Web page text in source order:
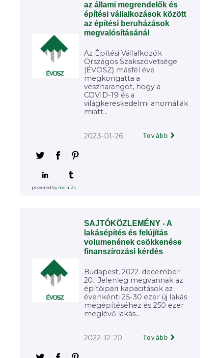
az állami megrendelők és
építési vállalkozások között
az építési beruházások
megvalósításánál
Az Építési Vállalkozók
Országos Szakszövetsége
(ÉVOSZ) másfél éve
megkongatta a
vészharangot, hogy a
COVID-19 és a
világkereskedelmi anomáliák
miatt...
2023-01-26 Tovább
powered bysocial2s
SAJTÓKÖZLEMÉNY - A
lakásépítés és felújítás
volumenének csökkenése
finanszírozási kérdés
Budapest, 2022. december
20.: Jelenleg megvannak az
építőipari kapacitások az
évenkénti 25-30 ezer új lakás
megépítéséhez és 250 ezer
meglévő lakás...
2022-12-20 Tovább